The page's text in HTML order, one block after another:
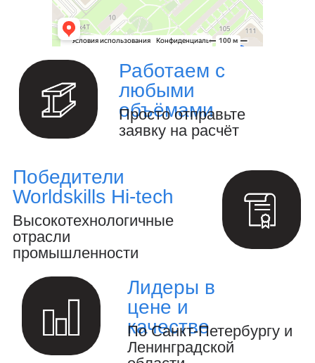
изделий любой сложности под ключ.
металлоконструкций.
Полный цикл обработки металла и
металлоизделий
Производство инженерных
расчётов и анализ конструкций.
конструкторской документации.
Осуществление авторского
надзора за реализацией проекта.